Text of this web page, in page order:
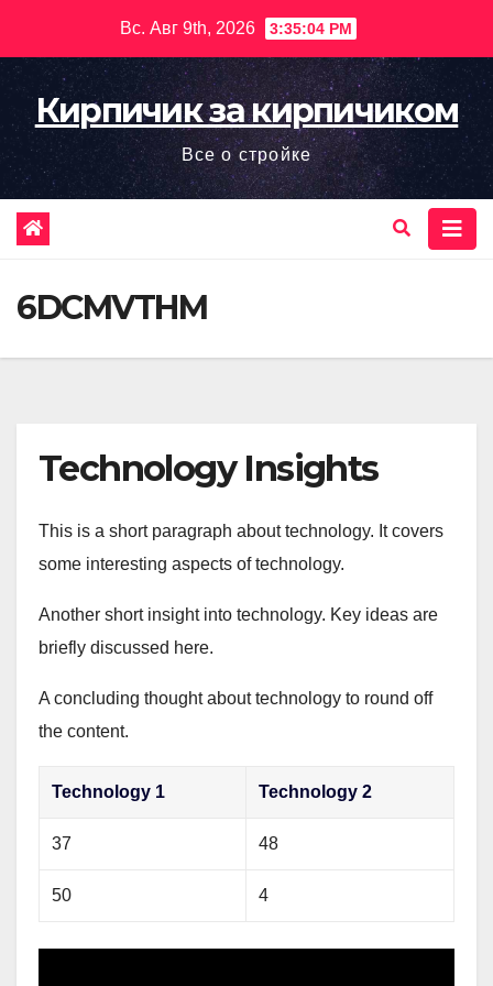
содержимому
Вс. Авг 9th, 2026 3:35:05 PM
Кирпичик за кирпичиком
Все о стройке
6DCMVTHM
Technology Insights
This is a short paragraph about technology. It covers
some interesting aspects of technology.
Another short insight into technology. Key ideas are
briefly discussed here.
A concluding thought about technology to round off
the content.
Technology 1 Technology 2
37 48
50 4